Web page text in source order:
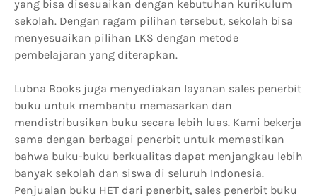
yang bisa disesuaikan dengan kebutuhan kurikulum
sekolah. Dengan ragam pilihan tersebut, sekolah bisa
menyesuaikan pilihan LKS dengan metode
pembelajaran yang diterapkan.
Lubna Books juga menyediakan layanan sales penerbit
buku untuk membantu memasarkan dan
mendistribusikan buku secara lebih luas. Kami bekerja
sama dengan berbagai penerbit untuk memastikan
bahwa buku-buku berkualitas dapat menjangkau lebih
banyak sekolah dan siswa di seluruh Indonesia.
Penjualan buku HET dari penerbit, sales penerbit buku